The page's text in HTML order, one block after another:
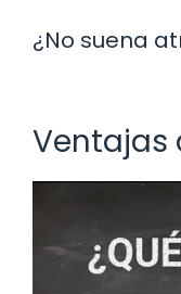
¿No suena
Ventajas